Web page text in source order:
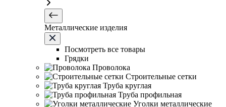
Металлические изделия
Посмотреть все товары
Грядки
Проволока
Строительные сетки
Труба круглая
Труба профильная
Уголки металлические